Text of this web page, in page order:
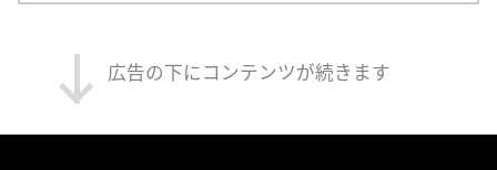
広告の下にコンテンツが続きます